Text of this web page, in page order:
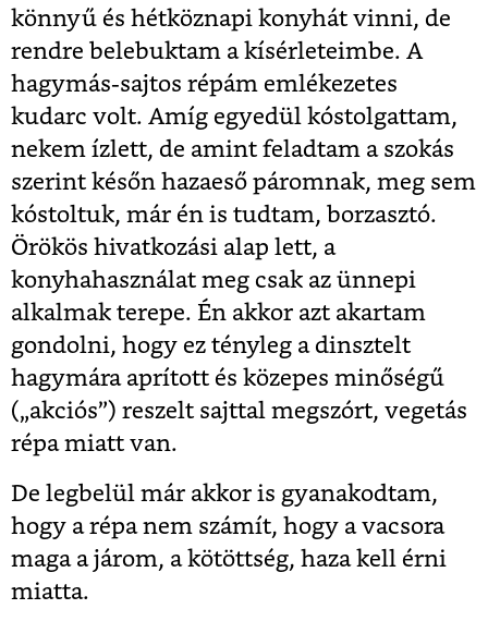
könnyű és hétköznapi konyhát vinni, de
rendre belebuktam a kísérleteimbe. A
hagymás-sajtos répám emlékezetes
kudarc volt. Amíg egyedül kóstolgattam,
nekem ízlett, de amint feladtam a szokás
szerint későn hazaeső páromnak, meg sem
kóstoltuk, már én is tudtam, borzasztó.
Örökös hivatkozási alap lett, a
konyhahasználat meg csak az ünnepi
alkalmak terepe. Én akkor azt akartam
gondolni, hogy ez tényleg a dinsztelt
hagymára aprított és közepes minőségű
(„akciós”) reszelt sajttal megszórt, vegetás
répa miatt van.
De legbelül már akkor is gyanakodtam,
hogy a répa nem számít, hogy a vacsora
maga a járom, a kötöttség, haza kell érni
miatta.